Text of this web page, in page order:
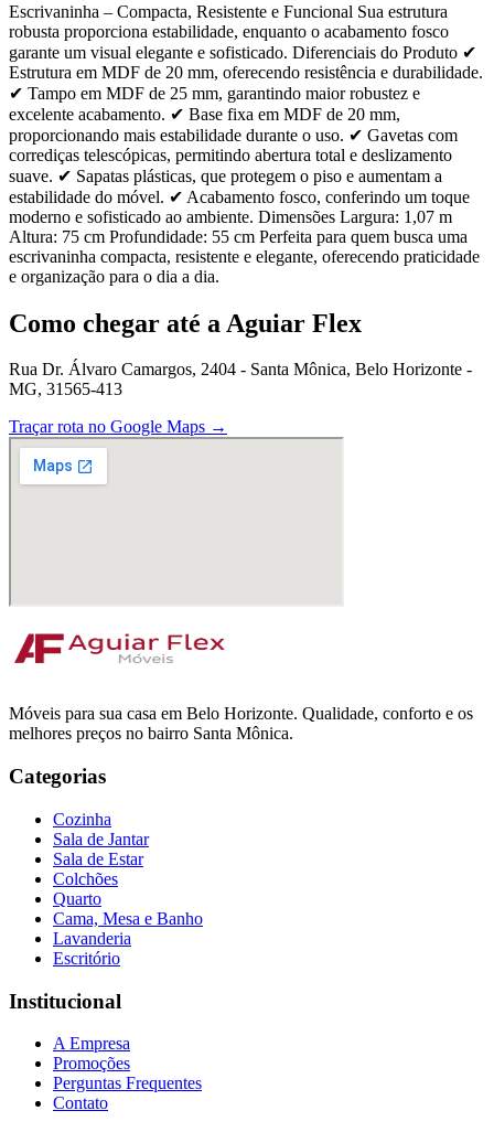
Escrivaninha – Compacta, Resistente e Funcional Sua estrutura
robusta proporciona estabilidade, enquanto o acabamento fosco
garante um visual elegante e sofisticado. Diferenciais do Produto ✔
Estrutura em MDF de 20 mm, oferecendo resistência e durabilidade.
✔ Tampo em MDF de 25 mm, garantindo maior robustez e
excelente acabamento. ✔ Base fixa em MDF de 20 mm,
proporcionando mais estabilidade durante o uso. ✔ Gavetas com
corrediças telescópicas, permitindo abertura total e deslizamento
suave. ✔ Sapatas plásticas, que protegem o piso e aumentam a
estabilidade do móvel. ✔ Acabamento fosco, conferindo um toque
moderno e sofisticado ao ambiente. Dimensões Largura: 1,07 m
Altura: 75 cm Profundidade: 55 cm Perfeita para quem busca uma
escrivaninha compacta, resistente e elegante, oferecendo praticidade
e organização para o dia a dia.
Como chegar até a Aguiar Flex
Rua Dr. Álvaro Camargos, 2404 - Santa Mônica, Belo Horizonte -
MG, 31565-413
Traçar rota no Google Maps →
Móveis para sua casa em Belo Horizonte. Qualidade, conforto e os
melhores preços no bairro Santa Mônica.
Categorias
Cozinha
Sala de Jantar
Sala de Estar
Colchões
Quarto
Cama, Mesa e Banho
Lavanderia
Escritório
Institucional
A Empresa
Promoções
Perguntas Frequentes
Contato